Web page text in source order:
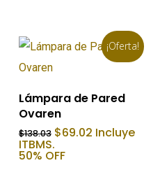
¡Oferta!
Añadir Al Carrito
Lámpara de Pared
Ovaren
$138.03 El
precio
original
$69.02El
precio
Incluye
ITBMS.
50% OFF